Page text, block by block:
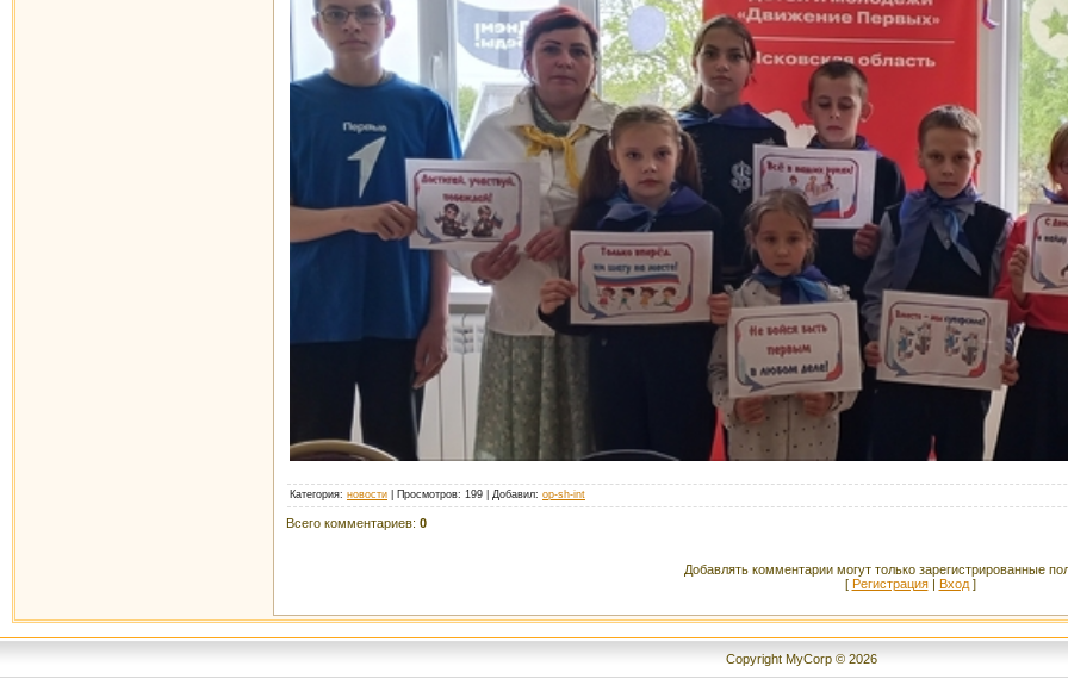
Категория: новости Просмотров: 199 | Добавил: op-sh-int
Всего комментариев: 0
Добавлять комментарии могут только зарегистрированные
[ Регистрация| Вход]
Copyright MyCorp © 2026